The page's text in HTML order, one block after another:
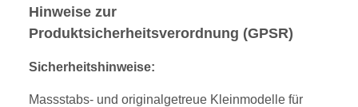
Hinweise zur
Produktsicherheitsverordnung (GPSR)
Sicherheitshinweise:
Massstabs- und originalgetreue Kleinmodelle für